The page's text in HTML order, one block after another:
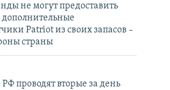
не могут предоставить
Patriot из своих запасов –
страны
проводят вторые за день